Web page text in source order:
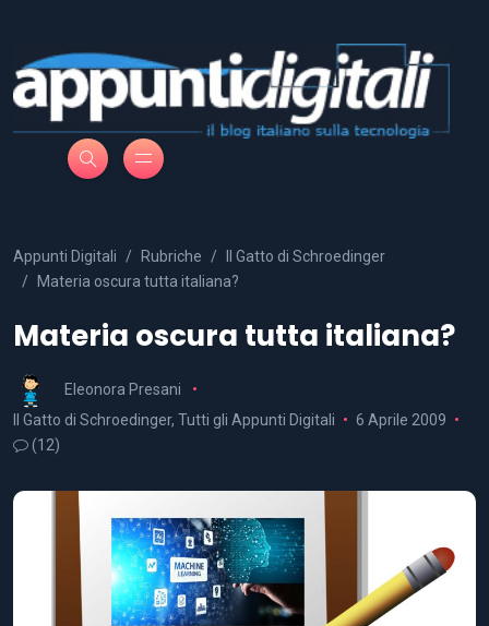
Appunti Digitali Rubriche
Il Gatto di Schroedinger
Materia oscura tutta italiana?
Materia oscura tutta italiana?
Eleonora Presani
Il Gatto di Schroedinger, Tutti gli Appunti Digitali
6 Aprile 2009
(12)